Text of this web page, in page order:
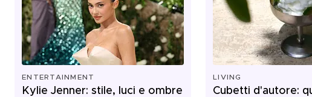
ENTERTAINMENT
Kylie Jenner: stile, luci e ombre
LIVING
Cubetti d'autore: